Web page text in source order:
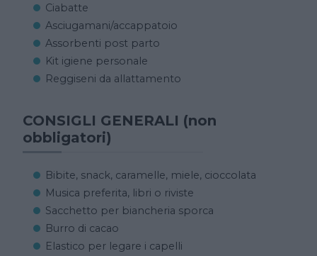
Ciabatte
Asciugamani/accappatoio
Assorbenti post parto
Kit igiene personale
Reggiseni da allattamento
CONSIGLI GENERALI (non
obbligatori)
Bibite, snack, caramelle, miele, cioccolata
Musica preferita, libri o riviste
Sacchetto per biancheria sporca
Burro di cacao
Elastico per legare i capelli